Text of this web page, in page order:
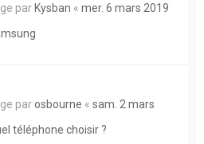
par Kysban « mer. 6 mars 2019
parosbourne « sam. 2 mars
téléphone choisir ?